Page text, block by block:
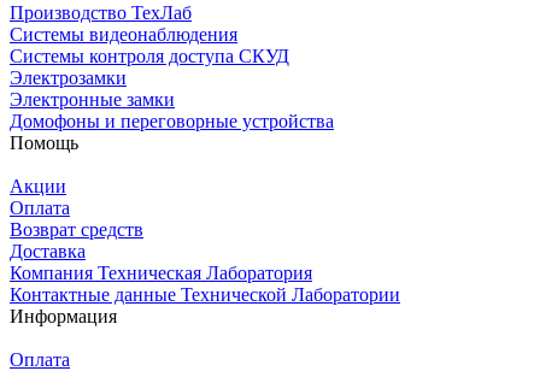
Производство ТехЛаб
Системы видеонаблюдения
Системы контроля доступа СКУД
Электрозамки
Электронные замки
Домофоны и переговорные устройства
Помощь
Акции
Оплата
Возврат средств
Доставка
Компания Техническая Лаборатория
Контактные данные Технической Лаборатории
Информация
Оплата